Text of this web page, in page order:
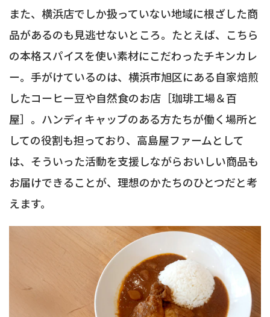
また、横浜店でしか扱っていない地域に根ざした商
品があるのも見逃せないところ。たとえば、こちら
の本格スパイスを使い素材にこだわったチキンカレ
ー。手がけているのは、横浜市旭区にある自家焙煎
したコーヒー豆や自然食のお店［珈琲工場＆百
屋］。ハンディキャップのある方たちが働く場所と
しての役割も担っており、高島屋ファームとして
は、そういった活動を支援しながらおいしい商品も
お届けできることが、理想のかたちのひとつだと考
えます。